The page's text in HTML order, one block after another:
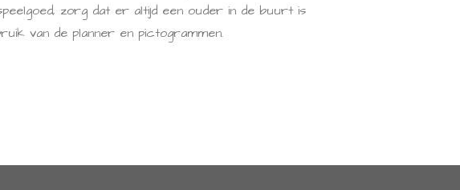
zorg dat er altijd een ouder in de buurt is
van de planner en pictogrammen.